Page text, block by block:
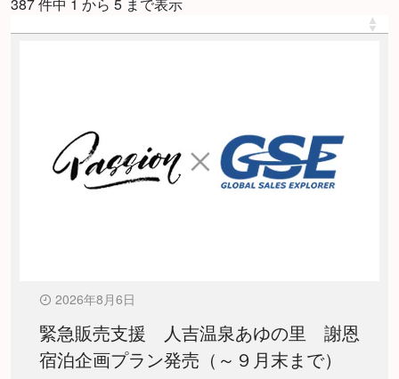
387 件中 1 から 5 まで表示
2026年8月6日
緊急販売支援 人吉温泉あゆの里 謝恩
宿泊企画プラン発売（～９月末まで）